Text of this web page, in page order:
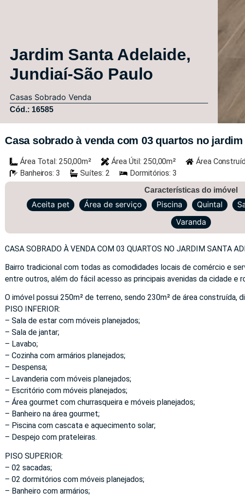
Jardim Santa Adelaide,
Jundiaí-São Paulo
Casas Sobrado Venda
Cód.: 16585
Casa sobrado à venda com 03 quartos no
Área Total: 250,00m² Área Útil: 250,00m² Área
Banheiros: 3
Suítes: 2 Dormitórios: 3
Características do imóvel
Aceita pet Área de serviço Piscina Quintal
Varanda
CASA SOBRADO À VENDA COM 03 QUARTOS NO JARDIM SANTA
Bairro tradicional com todas as comodidades locais de comércio e
entre outros, além do fácil acesso as principais avenidas da cidade e
O imóvel possui 250m² de terreno, sendo 230m² de área construída,
PISO INFERIOR:
– Sala de estar com móveis planejados;
– Sala de jantar;
– Lavabo;
– Cozinha com armários planejados;
– Despensa;
– Lavanderia com móveis planejados;
– Escritório com móveis planejados;
– Área gourmet com churrasqueira e móveis planejados;
– Banheiro na área gourmet;
– Piscina com cascata e aquecimento solar;
– Despejo com prateleiras.
PISO SUPERIOR:
– 02 sacadas;
– 02 dormitórios com móveis planejados;
– Banheiro com armários;